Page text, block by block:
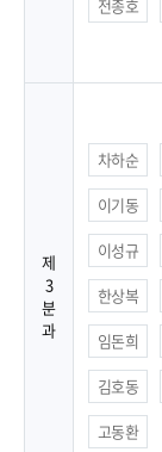
전종호
제
3
분
과
차하순
이기동
이성규
한상복
임돈희
김호동
고동환